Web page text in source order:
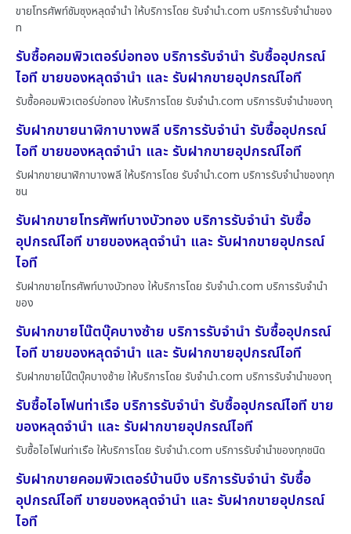
ขายโทรศัพท์ซัมซุงหลุดจำนำ ให้บริการโดย รับจํานํา.com บริการรับจำนำของ
ท
รับซื้อคอมพิวเตอร์บ่อทอง บริการรับจำนำ รับซื้ออุปกรณ์
ไอที ขายของหลุดจำนำ และ รับฝากขายอุปกรณ์ไอที
รับซื้อคอมพิวเตอร์บ่อทอง ให้บริการโดย รับจํานํา.com บริการรับจำนำของทุ
รับฝากขายนาฬิกาบางพลี บริการรับจำนำ รับซื้ออุปกรณ์
ไอที ขายของหลุดจำนำ และ รับฝากขายอุปกรณ์ไอที
รับฝากขายนาฬิกาบางพลี ให้บริการโดย รับจํานํา.com บริการรับจำนำของทุก
ชน
รับฝากขายโทรศัพท์บางบัวทอง บริการรับจำนำ รับซื้อ
อุปกรณ์ไอที ขายของหลุดจำนำ และ รับฝากขายอุปกรณ์
ไอที
รับฝากขายโทรศัพท์บางบัวทอง ให้บริการโดย รับจํานํา.com บริการรับจำนำ
ของ
รับฝากขายโน๊ตบุ๊คบางซ้าย บริการรับจำนำ รับซื้ออุปกรณ์
ไอที ขายของหลุดจำนำ และ รับฝากขายอุปกรณ์ไอที
รับฝากขายโน๊ตบุ๊คบางซ้าย ให้บริการโดย รับจํานํา.com บริการรับจำนำของทุ
รับซื้อไอโฟนท่าเรือ บริการรับจำนำ รับซื้ออุปกรณ์ไอที ขาย
ของหลุดจำนำ และ รับฝากขายอุปกรณ์ไอที
รับซื้อไอโฟนท่าเรือ ให้บริการโดย รับจํานํา.com บริการรับจำนำของทุกชนิด
รับฝากขายคอมพิวเตอร์บ้านบึง บริการรับจำนำ รับซื้อ
อุปกรณ์ไอที ขายของหลุดจำนำ และ รับฝากขายอุปกรณ์
ไอที